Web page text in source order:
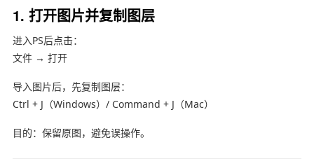
1. 打开图片并复制图层
进入PS后点击：
文件 → 打开
导入图片后，先复制图层：
Ctrl + J（Windows）/ Command + J（Mac）
目的：保留原图，避免误操作。